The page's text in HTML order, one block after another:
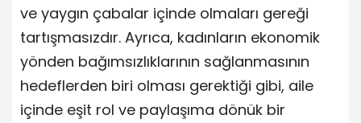
ve yaygın çabalar içinde olmaları gereği
tartışmasızdır. Ayrıca, kadınların ekonomik
yönden bağımsızlıklarının sağlanmasının
hedeflerden biri olması gerektiği gibi, aile
içinde eşit rol ve paylaşıma dönük bir